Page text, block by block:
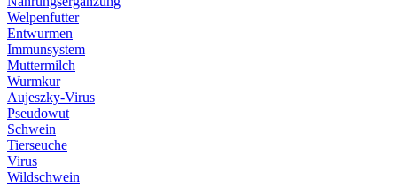
Welpenfutter
Entwurmen
Immunsystem
Muttermilch
Wurmkur
Aujeszky-Virus
Pseudowut
Schwein
Tierseuche
Virus
Wildschwein